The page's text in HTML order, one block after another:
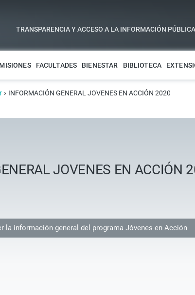
TRANSPARENCIA Y ACCESO A LA INFORMACIÓN PÚBLICA
FACULTADES BIENESTAR BIBLIOTECA
› INFORMACIÓN GENERAL JOVENES EN ACCIÓN 2020
JOVENES EN ACCIÓN
la información general del programa Jóvenes en Acción